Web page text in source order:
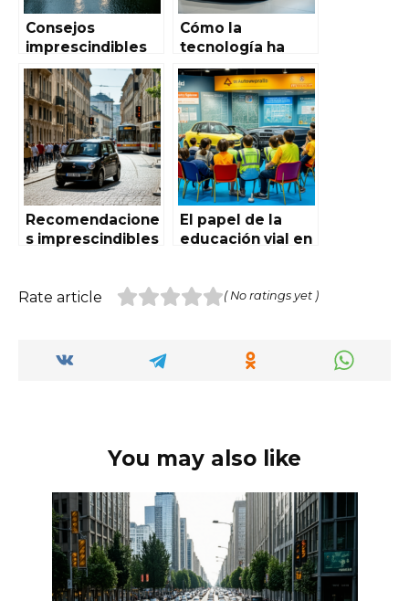
Consejos
imprescindibles
para conducir en
condiciones
climáticas
adversas
Cómo la
tecnología ha
mejorado los
modelos en
Autoworld de
España
Recomendacione
s imprescindibles
España
El papel de la
educación vial en
para una
Rate article ( No ratings yet )
You may also like